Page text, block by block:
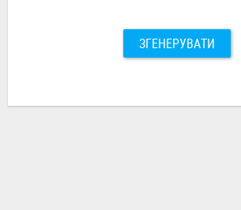
ЗГЕНЕРУВАТИ